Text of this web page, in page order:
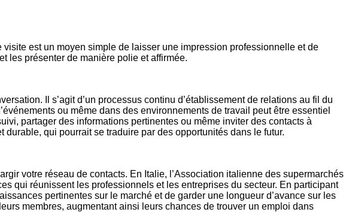
est un moyen simple de laisser une impression professionnelle et de
les présenter de manière polie et affirmée.
Il s’agit d’un processus continu d’établissement de relations au fil du
ou même dans des environnements de travail peut être essentiel
partager des informations pertinentes ou même inviter des contacts à
qui pourrait se traduire par des opportunités dans le futur.
votre réseau de contacts. En Italie, l’Association italienne des supermarchés
qui réunissent les professionnels et les entreprises du secteur. En participant
pertinentes sur le marché et de garder une longueur d’avance sur les
membres, augmentant ainsi leurs chances de trouver un emploi dans